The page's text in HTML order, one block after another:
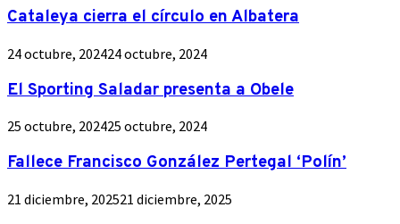
Cataleya cierra el círculo en Albatera
24 octubre, 202424 octubre, 2024
El Sporting Saladar presenta a Obele
25 octubre, 202425 octubre, 2024
Fallece Francisco González Pertegal ‘Polín’
21 diciembre, 202521 diciembre, 2025